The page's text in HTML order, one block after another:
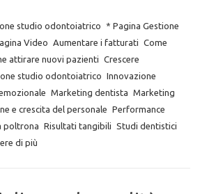
studio odontoiatrico
* Pagina Gestione
Video Aumentare i fatturati Come
attirare nuovi pazienti Crescere
studio odontoiatrico Innovazione
Marketing dentista Marketing
e crescita del personale Performance
poltrona Risultati tangibili Studi dentistici
di più